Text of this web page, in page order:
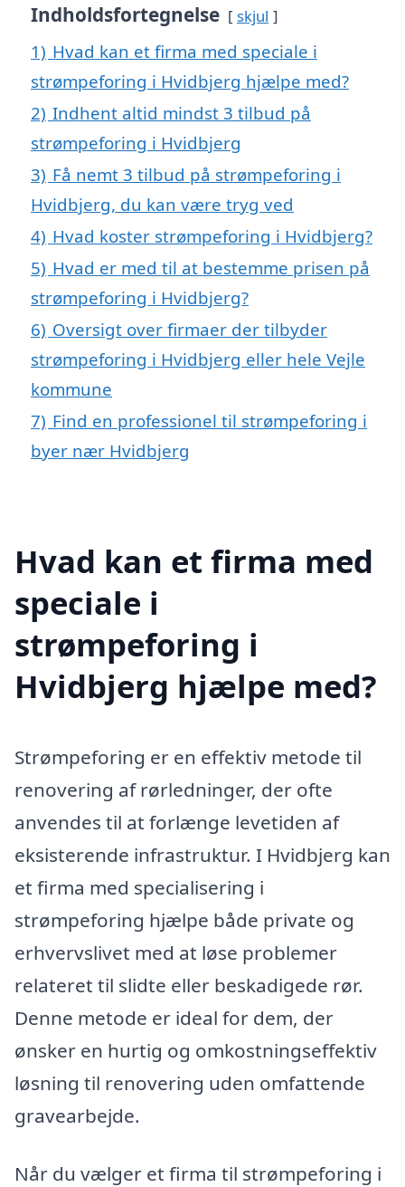
Indholdsfortegnelse skjul
1) Hvad kan et firma med speciale i
strømpeforing i Hvidbjerg hjælpe med?
2) Indhent altid mindst 3 tilbud på
strømpeforing i Hvidbjerg
3) Få nemt 3 tilbud på strømpeforing i
Hvidbjerg, du kan være tryg ved
4) Hvad koster strømpeforing i Hvidbjerg?
5) Hvad er med til at bestemme prisen på
strømpeforing i Hvidbjerg?
6) Oversigt over firmaer der tilbyder
strømpeforing i Hvidbjerg eller hele Vejle
kommune
7) Find en professionel til strømpeforing i
byer nær Hvidbjerg
Hvad kan et firma med
speciale i
strømpeforing i
Hvidbjerg hjælpe med?
Strømpeforing er en effektiv metode til
renovering af rørledninger, der ofte
anvendes til at forlænge levetiden af
eksisterende infrastruktur. I Hvidbjerg kan
et firma med specialisering i
strømpeforing hjælpe både private og
erhvervslivet med at løse problemer
relateret til slidte eller beskadigede rør.
Denne metode er ideal for dem, der
ønsker en hurtig og omkostningseffektiv
løsning til renovering uden omfattende
gravearbejde.
Når du vælger et firma til strømpeforing i